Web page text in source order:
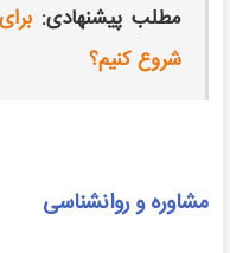
مطلب پیشنهادی:
شروع کنیم؟
مشاوره و روانشناسی